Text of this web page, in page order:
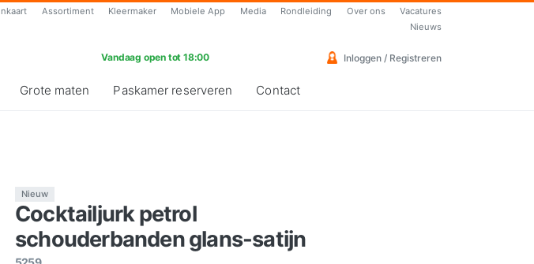
Assortiment Kleermaker Mobiele App Media Rondleiding Over ons
Vacatures
Nieuws
Vandaag open tot 18:00 Inloggen / Registreren
Grote maten Paskamer reserveren Contact
Nieuw
Cocktailjurk petrol
schouderbanden glans-satijn